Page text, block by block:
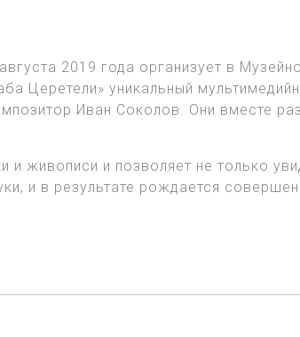
2019 года организует в
Церетели» уникальный
Иван Соколов. Они вместе
и живописи и позволяет не только
и в результате рождается